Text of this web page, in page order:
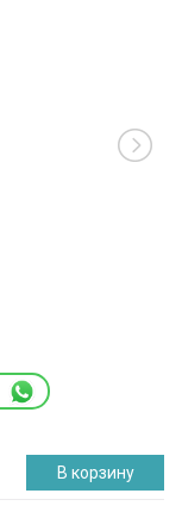
В корзину